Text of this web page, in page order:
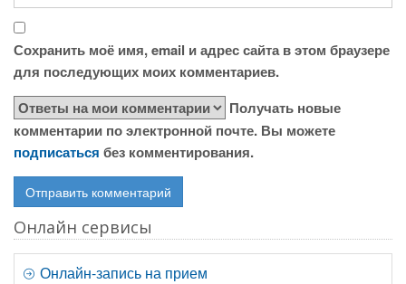
Сохранить моё имя, email и адрес сайта в этом браузере
для последующих моих комментариев.
Получать новые
комментарии по электронной почте. Вы можете
подписаться без комментирования.
Онлайн сервисы
Онлайн-запись на прием